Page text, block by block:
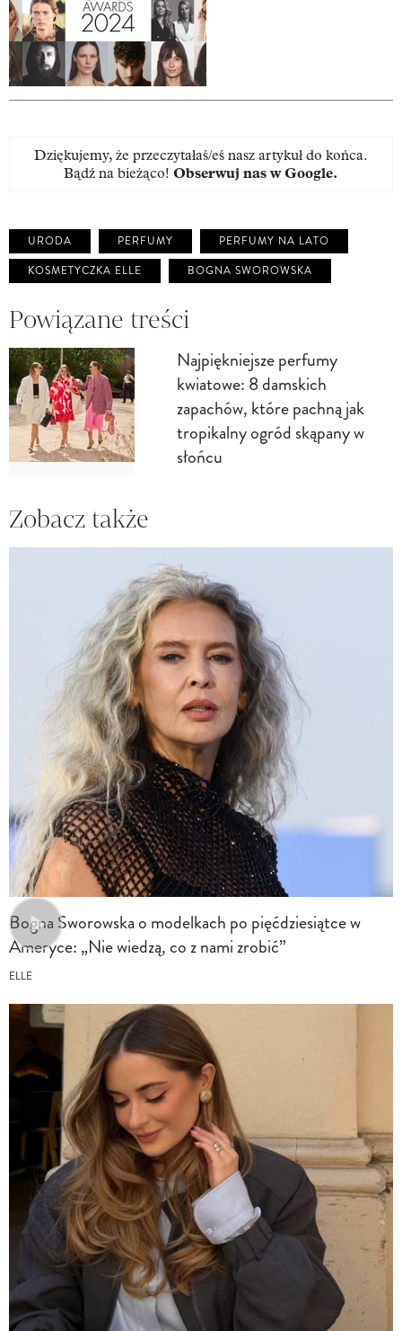
Dziękujemy, że przeczytałaś/eś nasz artykuł do końca.
Bądź na bieżąco! Obserwuj nas w Google.
URODA PERFUMY
PERFUMY NA LATO
KOSMETYCZKA ELLE
BOGNA SWOROWSKA
Powiązane treści
Najpiękniejsze perfumy
kwiatowe: 8 damskich
zapachów, które pachną jak
tropikalny ogród skąpany w
słońcu
Zobacz także
Bogna Sworowska o modelkach po pięćdziesiątce w
Ameryce: „Nie wiedzą, co z nami zrobić”
ELLE